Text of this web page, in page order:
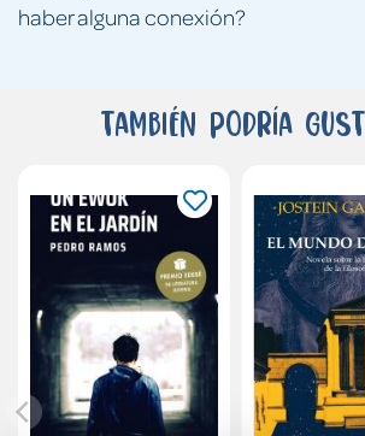
haber alguna conexión?
También podría